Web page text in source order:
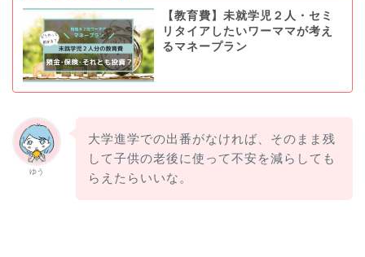
【教育費】未就学児２人・セミ
リタイアしたいワーママが考え
るマネープラン
ゆう
大学進学での出番がなければ、そのまま残
して子供の老後に使って不安を減らしても
らえたらいいな。